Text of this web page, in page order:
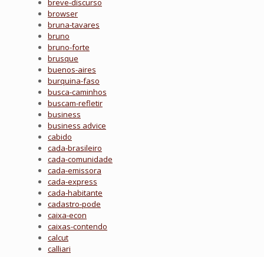
breve-discurso
browser
bruna-tavares
bruno
bruno-forte
brusque
buenos-aires
burquina-faso
busca-caminhos
buscam-refletir
business
business advice
cabido
cada-brasileiro
cada-comunidade
cada-emissora
cada-express
cada-habitante
cadastro-pode
caixa-econ
caixas-contendo
calcut
calliari